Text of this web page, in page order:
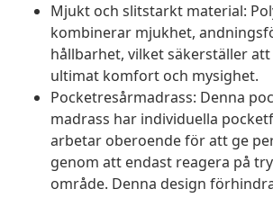
Mjukt och slitstarkt material:
kombinerar mjukhet,
hållbarhet, vilket säkerställer
ultimat komfort och mysighet.
Pocketresårmadrass: Denna
madrass har individuella
arbetar oberoende för att ge
genom att endast reagera på
område. Denna design